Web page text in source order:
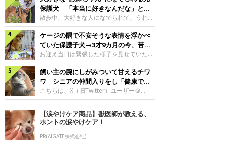
ゃんの成長について聞いた！お迎えから数
日後の神楽ちゃん（撮影時生後2カ月）＠
Kus1oKg2vsgdWS2――お迎え当初の神楽
ちゃんの様子について教えてください。飼
い主さん： 「お迎え当日から“ヘソ天”で寝
るようなコでし
び疲れて眠る生後2カ月のなっちゃん遊び
疲れた様子のなっちゃん。@Pkndg_紹介
するのは、X（旧Twitter）ユーザー
@Pkndg_さんの愛犬・なっちゃん（取材
時、生後4カ月／柴犬）。こちらの写真
は、なっちゃんが生後2カ月のころに撮影
された一枚です。この日、なっちゃんは家
族と一緒におもちゃで遊んでいました。た
くさん遊んで疲れたのか、その後は眠り始
めたそうです。眠るなっちゃん。
@Pkndg_
保護犬 「本当に好きなんだな」と感
じる表情にほっこり
散歩中、大好きな人になでられて、うれし
そうな表情を見せる元保護犬。甘えるよう
な姿に、見ているこちらまでほっこりしま
す。大好きな“お姉ちゃん”に甘える小次郎
くん妹さんになでてもらい、うれしそうな
表情を見せる小次郎くん（2026年6月撮
影）。@mika_Jimmy紹介するのは、X（旧
Twitter）ユーザー@mika_Jimmyさんの愛
犬・小次郎くん（撮影時5才）。こちら
は、飼い主さんの妹さんと一緒に散歩をし
日、飼い主さんは実家から自宅へ帰る途
中、妹さんと公園で待ち合わせ
ケージの隅で不安そうな表情を浮かべ
ていた保護子犬→3才9カ月の今、苦手
を克服し頼もしいコに成長！
お迎え当日は緊張した様子を見せていた元
野犬の保護子犬。あれから約3年半、苦手
だったことを一つひとつ克服し、家族に寄
り添う姿を見せています。お迎え当日、ケ
ージの隅で不安そうにお迎え当日のシルビ
アちゃん。@nemonemotos今回紹介する
のは、X（旧Twitter）ユーザー
@nemonemotosさんの愛犬・シルビアち
ゃん（撮影当時、生後推定2カ月）。飼い
主さんが「#最初に撮った一枚」として投
飼い主の腕にしがみついて甘えるチワ
ワ シニアの仲間入りをし「健康で穏
やかな暮らしが続いてほしい」と願う
こちらは、X（旧Twitter）ユーザー＠
kotubusuke617さんが投稿した写真。写
っているのは、愛犬でチワワのつぶしゃん
（本名：こつぶちゃん）です。飼い主さん
の腕にしがみつくつぶしゃん（撮影時6
才）＠kotubusuke617撮影当時の状況に
【涙やけケア商品】獣医師が教える、
ホントの涙やけケア！
PR(AIGATE株式会社)